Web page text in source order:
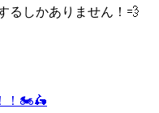
るしかありません！💨
！🏍🛵